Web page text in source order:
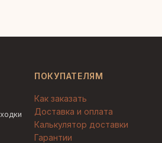
ПОКУПАТЕЛЯМ
Как заказать
Доставка и оплата
Калькулятор доставки
Гарантии